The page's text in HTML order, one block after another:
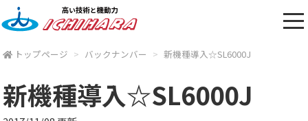
トップページ バックナンバー 新機種導入☆SL6000J
新機種導入☆SL6000J